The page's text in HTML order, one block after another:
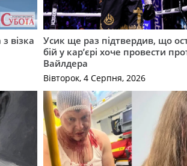
візка
Усик ще раз підтвердив, що
бій у кар’єрі хоче провести
Вайлдера
Вівторок, 4 Серпня, 2026